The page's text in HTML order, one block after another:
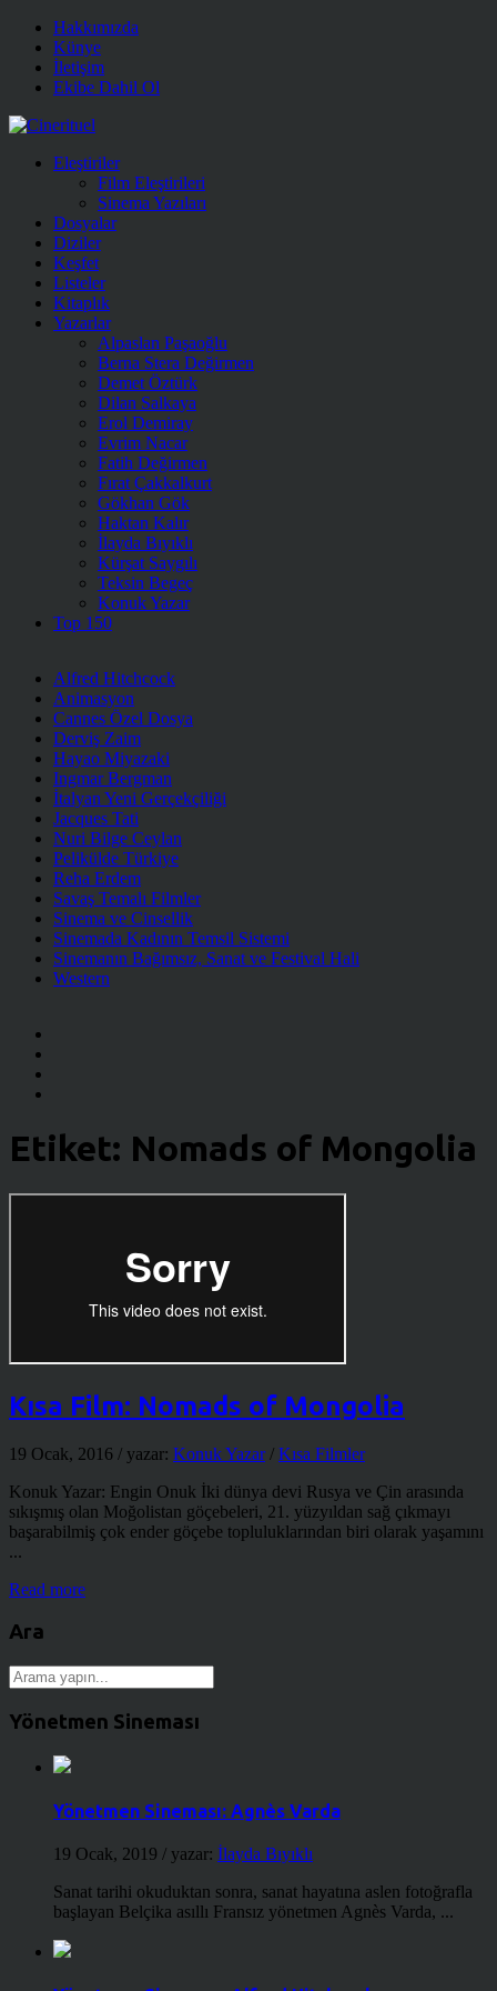
Hakkımızda
Künye
İletişim
Ekibe Dahil Ol
Eleştiriler
Film Eleştirileri
Sinema Yazıları
Dosyalar
Diziler
Keşfet
Listeler
Kitaplık
Yazarlar
Alpaslan Paşaoğlu
Berna Stera Değirmen
Demet Öztürk
Dilan Salkaya
Erol Demiray
Evrim Nacar
Fatih Değirmen
Fırat Çakkalkurt
Gökhan Gök
Haktan Kalır
İlayda Bıyıklı
Kürşat Saygılı
Teksin Begeç
Konuk Yazar
Top 150
Alfred Hitchcock
Animasyon
Cannes Özel Dosya
Derviş Zaim
Hayao Miyazaki
Ingmar Bergman
İtalyan Yeni Gerçekçiliği
Jacques Tati
Nuri Bilge Ceylan
Pelikülde Türkiye
Reha Erdem
Savaş Temalı Filmler
Sinema ve Cinsellik
Sinemada Kadının Temsil Sistemi
Sinemanın Bağımsız, Sanat ve Festival Hali
Western
Etiket: Nomads of Mongolia
Kısa Film: Nomads of Mongolia
19 Ocak, 2016 / yazar: Konuk Yazar/ Kısa Filmler
Konuk Yazar: Engin Onuk İki dünya devi Rusya ve Çin arasında
sıkışmış olan Moğolistan göçebeleri, 21. yüzyıldan sağ çıkmayı
başarabilmiş çok ender göçebe topluluklarından biri olarak yaşamını
...
Read more
Ara
Yönetmen Sineması
Yönetmen Sineması: Agnès Varda
19 Ocak, 2019 / yazar: İlayda Bıyıklı
Sanat tarihi okuduktan sonra, sanat hayatına aslen fotoğrafla
başlayan Belçika asıllı Fransız yönetmen Agnès Varda, ...